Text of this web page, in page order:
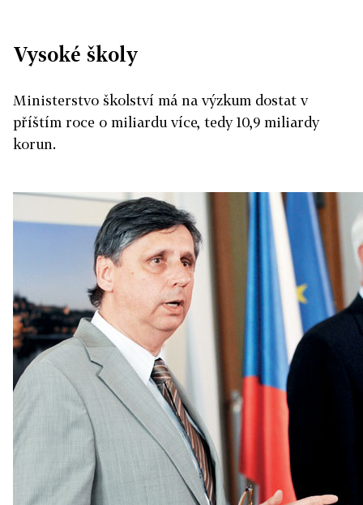
Vysoké školy
Ministerstvo školství má na výzkum dostat v
příštím roce o miliardu více, tedy 10,9 miliardy
korun.